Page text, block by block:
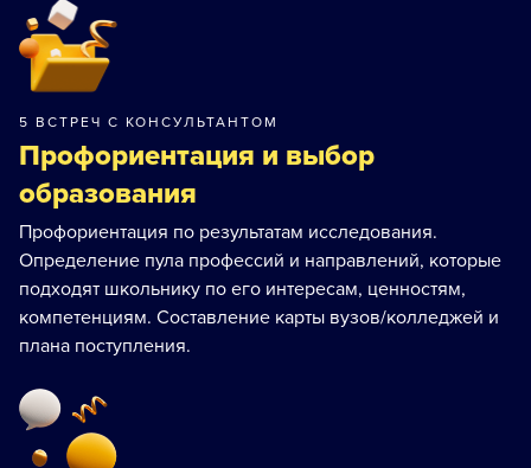
5 ВСТРЕЧ С КОНСУЛЬТАНТОМ
Профориентация и выбор
образования
Профориентация по результатам исследования.
Определение пула профессий и направлений, которые
подходят школьнику по его интересам, ценностям,
компетенциям. Составление карты вузов/колледжей и
плана поступления.